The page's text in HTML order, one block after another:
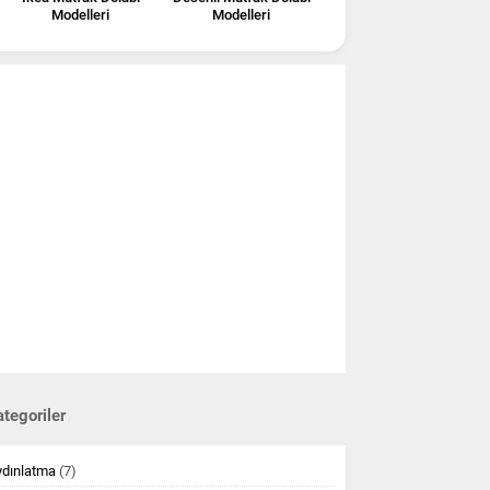
Modelleri
Modelleri
(7)